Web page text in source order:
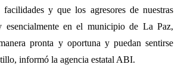
facilidades y que los agresores de nuestras
en el municipio de La Paz,
pronta y oportuna y puedan sentirse
informó la agencia estatal ABI.